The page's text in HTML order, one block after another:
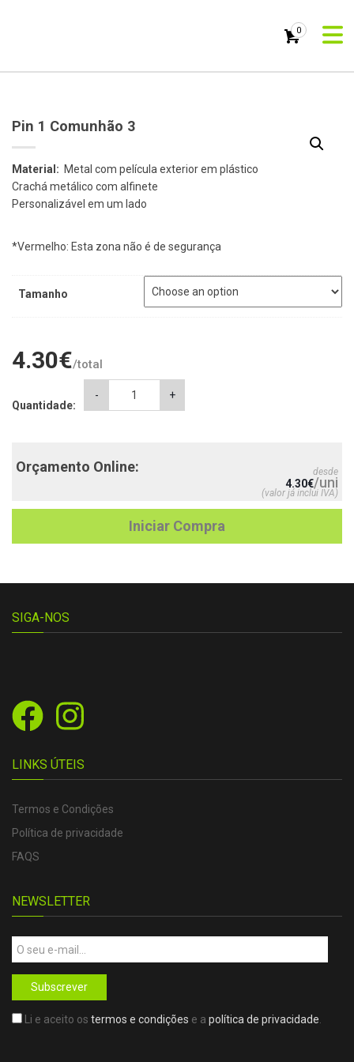
0
Pin 1 Comunhão 3
Material: Metal com película exterior em plástico
Crachá metálico com alfinete
Personalizável em um lado
*Vermelho: Esta zona não é de segurança
Tamanho
4.30€/total
Quantidade:
- +
Orçamento Online: desde
4.30€/uni
(valor já inclui IVA)
Iniciar Compra
SIGA-NOS
LINKS ÚTEIS
Termos e Condições
Política de privacidade
FAQS
NEWSLETTER
Subscrever
Li e aceito os termos e condições e a política de privacidade